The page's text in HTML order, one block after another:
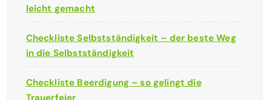
leicht gemacht
Checkliste Selbstständigkeit – der beste Weg
in die Selbstständigkeit
Checkliste Beerdigung – so gelingt die
Trauerfeier